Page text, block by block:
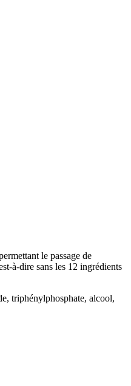
le passage de
à-dire sans les 12 ingrédients
triphénylphosphate, alcool,